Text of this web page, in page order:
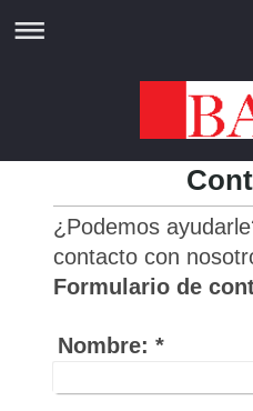
¿Podemos
contacto con
Formulario de
Nombre: *